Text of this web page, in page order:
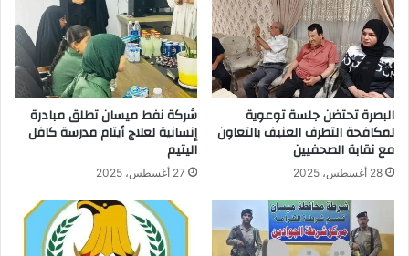
البصرة تحتضن جلسة توعوية
لمكافحة التطرف العنيف بالتعاون
مع نقابة الصحفيين
28 أغسطس، 2025
شركة نفط ميسان تطلق مبادرة
إنسانية لعلاج أيتام مدرسة كافل
اليتيم
27 أغسطس، 2025